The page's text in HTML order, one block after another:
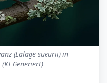
(Lalage sueurii) in
(KI Generiert)